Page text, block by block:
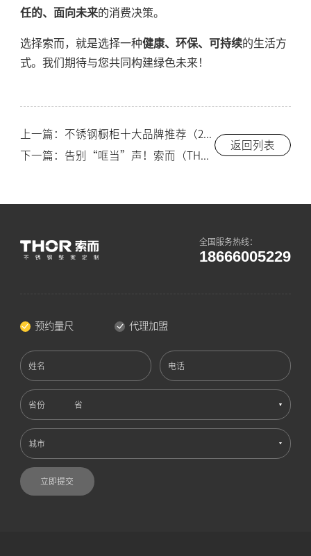
任的、面向未来的消费决策。
选择索而，就是选择一种健康、环保、可持续的生活方
式。我们期待与您共同构建绿色未来！
返回列表
全国服务热线：
18666005229
预约量尺 代理加盟
姓名 电话
省份
城市
立即提交